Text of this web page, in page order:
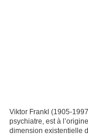
Viktor Frankl (1905-
psychiatre, est à
dimension existentielle